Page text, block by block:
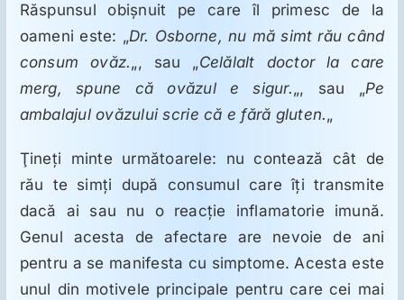
Oncologie
Toxicologie
Antipsihiatrie
Antropologie
Răspunsul obişnuit pe care îl primesc de la
oameni este: „Dr. Osborne, nu mă simt rău când
consum ovăz.„, sau „Celălalt doctor la care
merg, spune că ovăzul e sigur.„, sau „Pe
ambalajul ovăzului scrie că e fără gluten.„
Ţineţi minte următoarele: nu contează cât de
rău te simţi după consumul care îţi transmite
dacă ai sau nu o reacţie inflamatorie imună.
Genul acesta de afectare are nevoie de ani
pentru a se manifesta cu simptome. Acesta este
unul din motivele principale pentru care cei mai